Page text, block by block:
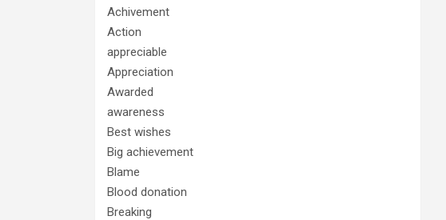
Achivement
Action
appreciable
Appreciation
Awarded
awareness
Best wishes
Big achievement
Blame
Blood donation
Breaking